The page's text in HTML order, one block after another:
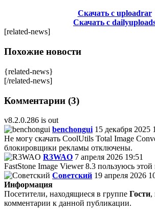
Скачать с uploadrar
Скачать с
[related-news]
Похожие новости
{related-news}
[/related-news]
Комментарии (3)
v8.2.0.286 is out
benchongui 15 декабря 2025
Не могу скачать CoolUtils Total Image
блокировщики рекламы отключены.
R3WAO 7 апреля 2026 19:51
FastStone Image Viewer 8.3 пользуюсь
Советский 19 апреля 2026
Информация
Посетители, находящиеся в группе Гости,
комментарии к данной публикации.